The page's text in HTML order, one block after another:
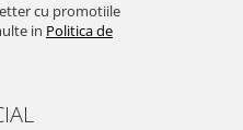
cu promotiile
in Politica de